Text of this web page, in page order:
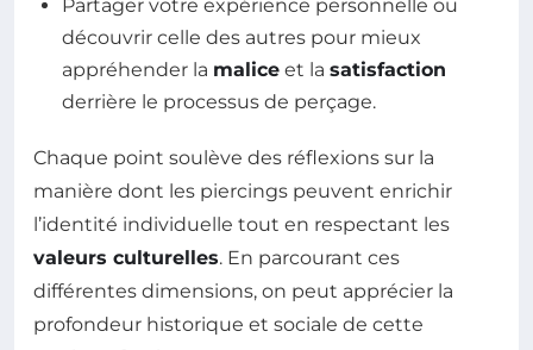
Partager votre expérience personnelle ou
découvrir celle des autres pour mieux
appréhender la malice et la satisfaction
derrière le processus de perçage.
Chaque point soulève des réflexions sur la
manière dont les piercings peuvent enrichir
l’identité individuelle tout en respectant les
valeurs culturelles. En parcourant ces
différentes dimensions, on peut apprécier la
profondeur historique et sociale de cette